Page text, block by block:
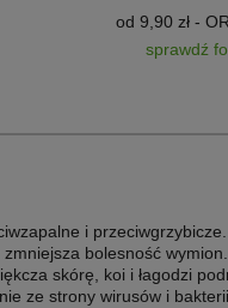
od 9,90 zł -
sprawdź
i
bolesność
skórę, koi i łagodzi
ze strony wirusów i